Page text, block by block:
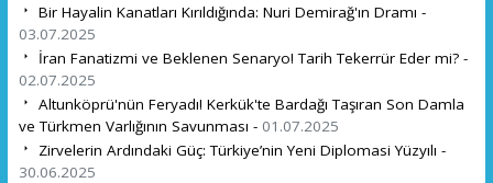
Bir Hayalin Kanatları Kırıldığında: Nuri Demirağ'ın Dramı -
03.07.2025
İran Fanatizmi ve Beklenen Senaryo! Tarih Tekerrür Eder mi? -
02.07.2025
Altunköprü'nün Feryadı! Kerkük'te Bardağı Taşıran Son Damla
ve Türkmen Varlığının Savunması - 01.07.2025
Zirvelerin Ardındaki Güç: Türkiye’nin Yeni Diplomasi Yüzyılı -
30.06.2025